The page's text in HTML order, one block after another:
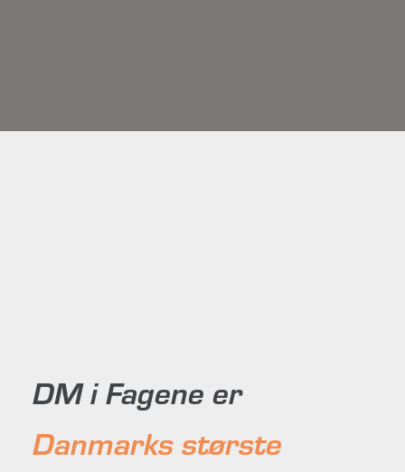
største konkurrence i
skolens fag
DM i Fagene er
Danmarks største